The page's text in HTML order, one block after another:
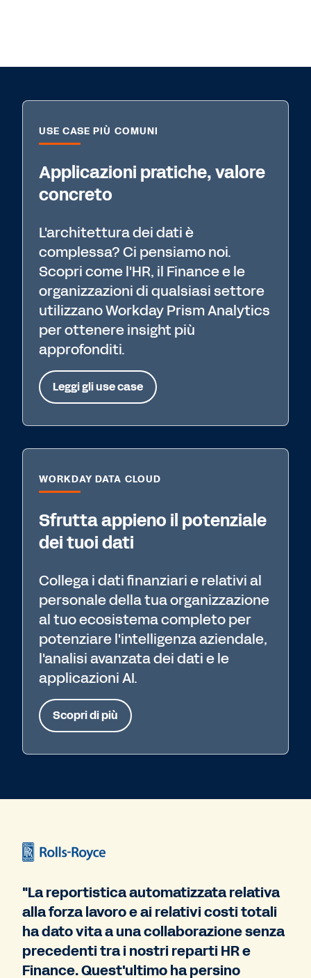
USE CASE PIÙ COMUNI
Applicazioni pratiche, valore
concreto
L'architettura dei dati è
complessa? Ci pensiamo noi.
Scopri come l'HR, il Finance e le
organizzazioni di qualsiasi settore
utilizzano Workday Prism Analytics
per ottenere insight più
approfonditi.
Leggi gli use case
WORKDAY DATA CLOUD
Sfrutta appieno il potenziale
dei tuoi dati
Collega i dati finanziari e relativi al
personale della tua organizzazione
al tuo ecosistema completo per
potenziare l'intelligenza aziendale,
l'analisi avanzata dei dati e le
applicazioni AI.
Scopri di più
"La reportistica automatizzata relativa
alla forza lavoro e ai relativi costi totali
ha dato vita a una collaborazione senza
precedenti tra i nostri reparti HR e
Finance. Quest'ultimo ha persino